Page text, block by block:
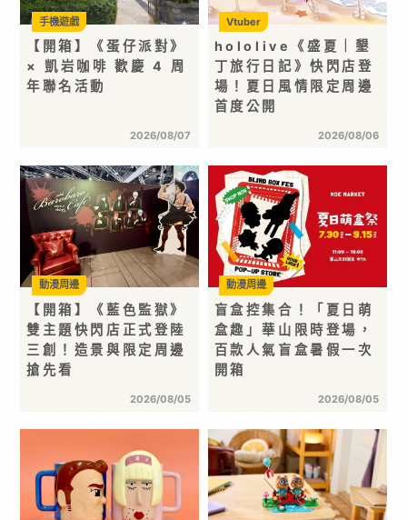
【開箱】《蛋仔派對》
× 凱岩咖啡 歡慶 4 周
年聯名活動
2026/08/07
手機遊戲
hololive《盛夏｜墾
丁旅行日記》快閃店登
場！夏日風情限定周邊
首度公開
2026/08/06
Vtuber
【開箱】《藍色監獄》
雙主題快閃店正式登陸
三創！造景與限定周邊
搶先看
2026/08/05
動漫周邊
盲盒控集合！「夏日萌
盒趣」華山限時登場，
百款人氣盲盒暑假一次
開箱
2026/08/05
動漫周邊